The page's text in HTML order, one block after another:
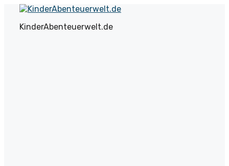
Zum
springen
KinderAbenteuerwelt.de